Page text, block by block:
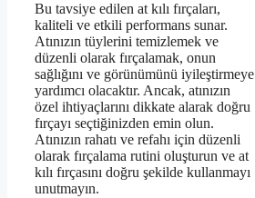
Bu tavsiye edilen at kılı fırçaları,
kaliteli ve etkili performans sunar.
Atınızın tüylerini temizlemek ve
düzenli olarak fırçalamak, onun
sağlığını ve görünümünü iyileştirmeye
yardımcı olacaktır. Ancak, atınızın
özel ihtiyaçlarını dikkate alarak doğru
fırçayı seçtiğinizden emin olun.
Atınızın rahatı ve refahı için düzenli
olarak fırçalama rutini oluşturun ve at
kılı fırçasını doğru şekilde kullanmayı
unutmayın.